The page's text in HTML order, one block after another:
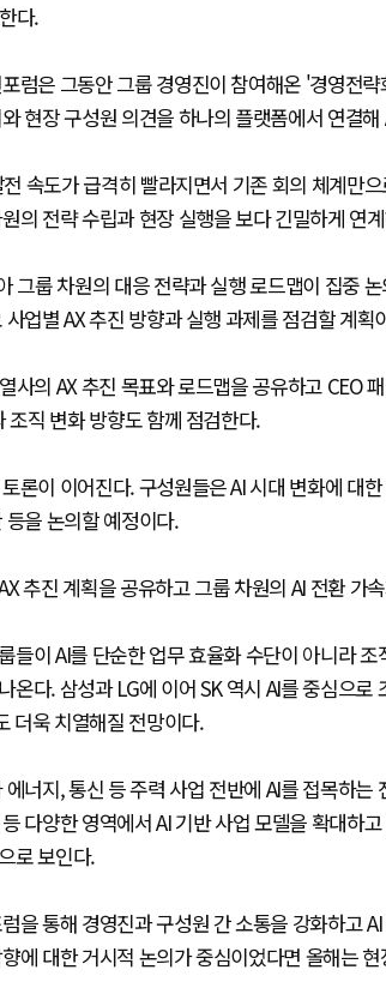
다.
럼은 그동안 그룹 경영진이 참여해온 '경영전
현장 구성원 의견을 하나의 플랫폼에서 연결
속도가 급격히 빨라지면서 기존 회의 체계만
의 전략 수립과 현장 실행을 보다 긴밀하게 연
그룹 차원의 대응 전략과 실행 로드맵이 집중
업별 AX 추진 방향과 실행 과제를 점검할 계획
사의 AX 추진 목표와 로드맵을 공유하고 CEO
조직 변화 방향도 함께 점검한다.
론이 이어진다. 구성원들은 AI 시대 변화에 대
을 논의할 예정이다.
추진 계획을 공유하고 그룹 차원의 AI 전환 가
들이 AI를 단순한 업무 효율화 수단이 아니라
온다. 삼성과 LG에 이어 SK 역시 AI를 중심으
더욱 치열해질 전망이다.
너지, 통신 등 주력 사업 전반에 AI를 접목하
다양한 영역에서 AI 기반 사업 모델을 확대하
로 보인다.
을 통해 경영진과 구성원 간 소통을 강화하고
에 대한 거시적 논의가 중심이었다면 올해는